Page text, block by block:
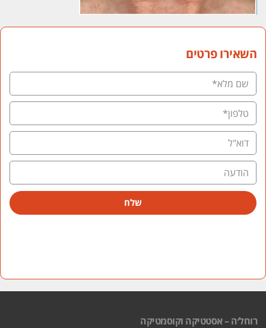
השאירו פרטים
שלח
רוחל׳ה – אסטטיקה וקוסמטיקה